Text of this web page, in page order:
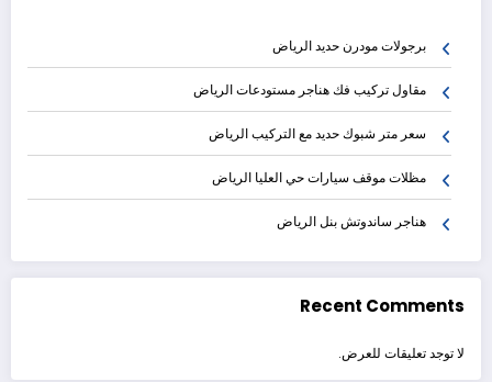
برجولات مودرن حديد الرياض
مقاول تركيب فك هناجر مستودعات الرياض
سعر متر شبوك حديد مع التركيب الرياض
مظلات موقف سيارات حي العليا الرياض
هناجر ساندوتش بنل الرياض
Recent Comments
لا توجد تعليقات للعرض.